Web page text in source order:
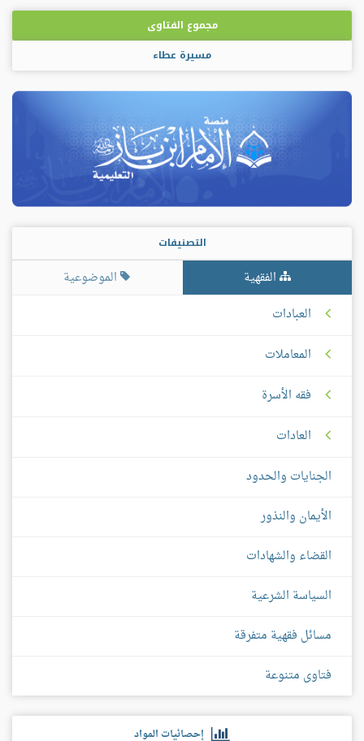
مجموع الفتاوى
مسيرة عطاء
التصنيفات
الفقهية
الموضوعية
العبادات
المعاملات
فقه الأسرة
العادات
الجنايات والحدود
الأيمان والنذور
القضاء والشهادات
السياسة الشرعية
مسائل فقهية متفرقة
فتاوى متنوعة
إحصائيات المواد